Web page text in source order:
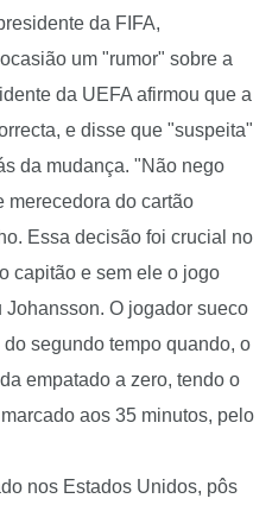
da FIFA,
um "rumor" sobre a
da UEFA afirmou que a
e disse que "suspeita"
da mudança. "Não nego
merecedora do cartão
Essa decisão foi crucial no
capitão e sem ele o jogo
Johansson. O jogador sueco
segundo tempo quando, o
empatado a zero, tendo o
aos 35 minutos, pelo
nos Estados Unidos, pôs